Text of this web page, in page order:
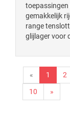
gemakkelijk
range
glijlager voor
« 1 2
10 »